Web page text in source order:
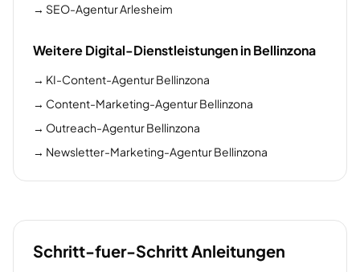
→ SEO-Agentur Arlesheim
Weitere Digital-Dienstleistungen in Bellinzona
→ KI-Content-Agentur Bellinzona
→ Content-Marketing-Agentur Bellinzona
→ Outreach-Agentur Bellinzona
→ Newsletter-Marketing-Agentur Bellinzona
Schritt-fuer-Schritt Anleitungen